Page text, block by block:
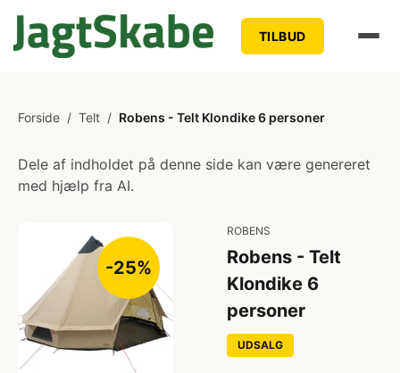
TILBUD
Forside / Telt / Robens - Telt Klondike 6 personer
Dele af indholdet på denne side kan være genereret
med hjælp fra AI.
-25%
ROBENS
Robens - Telt
Klondike 6
personer
UDSALG